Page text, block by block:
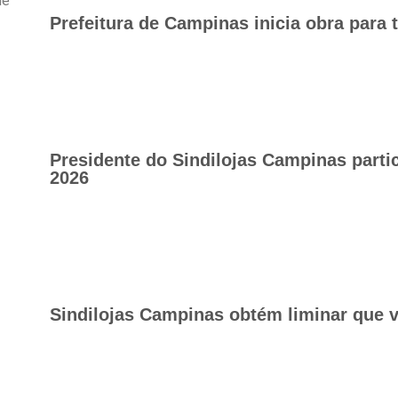
Prefeitura de Campinas inicia obra para
Presidente do Sindilojas Campinas
2026
Sindilojas Campinas obtém liminar que